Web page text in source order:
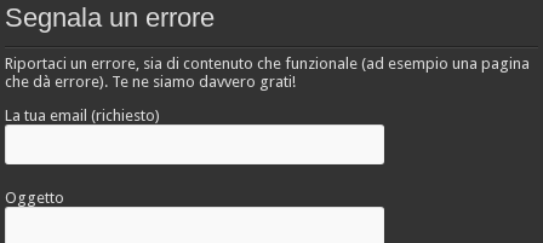
Segnala un errore
Riportaci un errore, sia di contenuto che funzionale (ad esempio una pagina
che dà errore). Te ne siamo davvero grati!
La tua email (richiesto)
Oggetto